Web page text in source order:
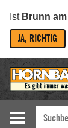
Ist Brunn
JA, RICHTIG